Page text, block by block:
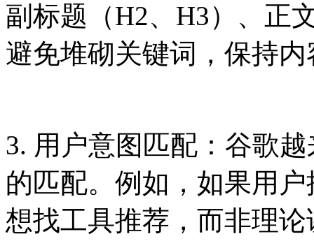
副标题（H2、H3）、正
避免堆砌关键词，保持
3. 用户意图匹配：谷歌
的匹配。例如，如果用
想找工具推荐，而非理论